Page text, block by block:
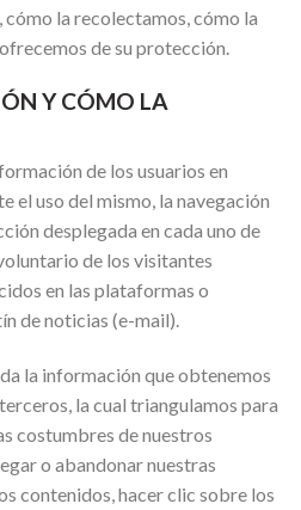
la recolectamos, cómo la
de su protección.
Y CÓMO LA
de los usuarios en
el uso del mismo, la navegación
desplegada en cada uno de
de los visitantes
en las plataformas o
de noticias (e-mail).
la información que obtenemos
la cual triangulamos para
costumbres de nuestros
o abandonar nuestras
contenidos, hacer clic sobre los